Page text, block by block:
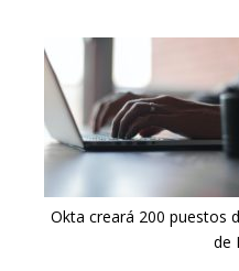
Okta creará 200 puestos
de